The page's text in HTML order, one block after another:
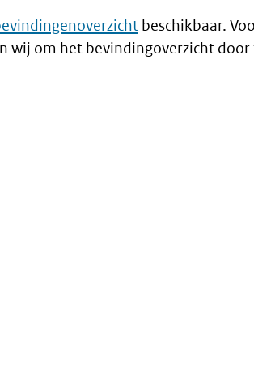
beschikbaar.
wij om het bevindingoverzicht